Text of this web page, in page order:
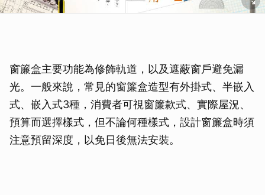
窗簾盒主要功能為修飾軌道，以及遮蔽窗戶避免漏
光。一般來說，常見的窗簾盒造型有外掛式、半嵌入
式、嵌入式3種，消費者可視窗簾款式、實際屋況、
預算而選擇樣式，但不論何種樣式，設計窗簾盒時須
注意預留深度，以免日後無法安裝。